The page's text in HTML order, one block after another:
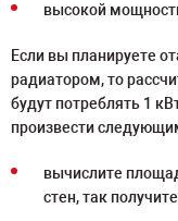
высокой
Если вы планируете
радиатором, то
будут потреблять 1
произвести
вычислите
стен, так